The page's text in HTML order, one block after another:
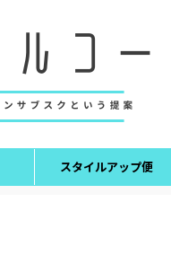
スタイルアップ便